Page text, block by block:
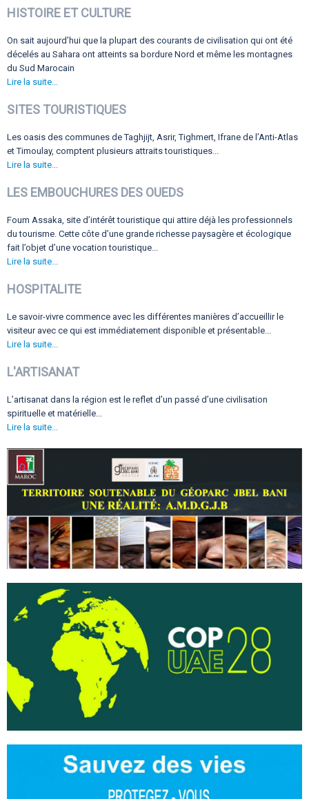
HISTOIRE ET CULTURE
On sait aujourd’hui que la plupart des courants de civilisation qui ont été
décelés au Sahara ont atteints sa bordure Nord et même les montagnes
du Sud Marocain
Lire la suite...
SITES TOURISTIQUES
Les oasis des communes de Taghjijt, Asrir, Tighmert, Ifrane de l’Anti-Atlas
et Timoulay, comptent plusieurs attraits touristiques...
Lire la suite...
LES EMBOUCHURES DES OUEDS
Foum Assaka, site d’intérêt touristique qui attire déjà les professionnels
du tourisme. Cette côte d’une grande richesse paysagère et écologique
fait l’objet d’une vocation touristique...
Lire la suite...
HOSPITALITE
Le savoir-vivre commence avec les différentes manières d’accueillir le
visiteur avec ce qui est immédiatement disponible et présentable...
Lire la suite...
L'ARTISANAT
L’artisanat dans la région est le reflet d’un passé d’une civilisation
spirituelle et matérielle...
Lire la suite...